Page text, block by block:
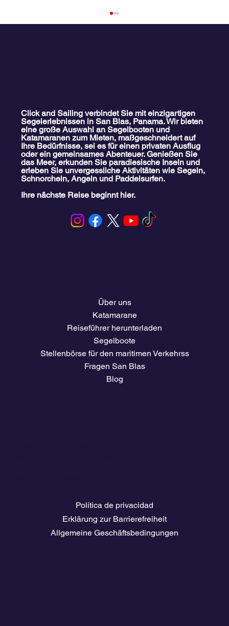
San Blas ist nicht so, wie Sie denken: Der
schonungslos ehrliche Leitfaden für 2026
Über uns
Katamarane
Reiseführer herunterladen
Segelboote
Stellenbörse für den maritimen Verkehrss
Fragen San Blas
Blog
Click and Sailing verbindet Sie mit einzigartigen
Segelerlebnissen in San Blas, Panama. Wir bieten
eine große Auswahl an Segelbooten und
Katamaranen zum Mieten, maßgeschneidert auf
Ihre Bedürfnisse, sei es für einen privaten Ausflug
oder ein gemeinsames Abenteuer. Genießen Sie
das Meer, erkunden Sie paradiesische Inseln und
erleben Sie unvergessliche Aktivitäten wie Segeln,
Schnorcheln, Angeln und Paddelsurfen.
Ihre nächste Reise beginnt hier.
Política de privacidad
Erklärung zur Barrierefreiheit
Allgemeine Geschäftsbedingungen